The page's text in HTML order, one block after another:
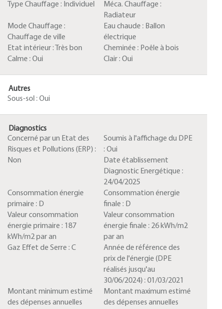
Type Chauffage : Individuel
Méca. Chauffage :
Radiateur
Mode Chauffage :
Chauffage de ville
Eau chaude : Ballon
électrique
Etat intérieur :
Très bon Cheminée : Poêle à bois
Calme : Oui Clair : Oui
Autres
Sous-sol : Oui
Diagnostics
Concerné par un Etat des
Risques et Pollutions (ERP) :
Non
Soumis à l'affichage du DPE
: Oui
Date établissement
Diagnostic Energétique :
24/04/2025
Consommation énergie
primaire : D
Consommation énergie
finale : D
Valeur consommation
énergie primaire : 187
kWh/m2 par an
Valeur consommation
énergie finale : 26 kWh/m2
par an
Gaz Effet de Serre : C
Année de référence des
prix de l'énergie (DPE
réalisés jusqu'au
30/06/2024) : 01/03/2021
Montant minimum estimé
des dépenses annuelles
Montant maximum estimé
des dépenses annuelles